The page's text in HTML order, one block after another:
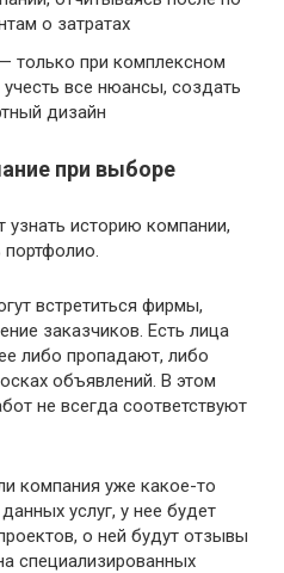
о затратах
только при комплексном
все нюансы, создать
дизайн
при выборе
узнать историю компании,
встретиться фирмы,
заказчиков. Есть лица
либо пропадают, либо
объявлений. В этом
не всегда соответствуют
компания уже какое-то
услуг, у нее будет
о ней будут отзывы
специализированных